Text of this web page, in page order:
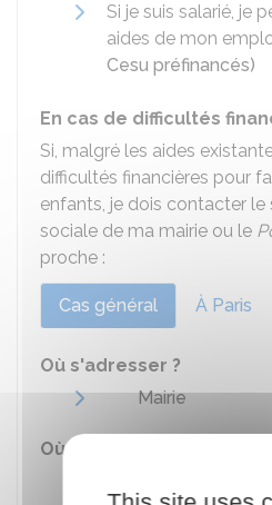
Si je suis salarié, je
aides de mon
Cesu préfinancés)
En cas de difficultés
Si, malgré les aides
difficultés financières pour
enfants, je dois contacter le
sociale de ma mairie ou le
proche :
Cas général À Paris
Où s'adresser ?
Mairie
Où s'adresser ?